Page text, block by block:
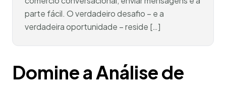
parte fácil. O verdadeiro desafio – e a
verdadeira oportunidade – reside […]
Domine a Análise de